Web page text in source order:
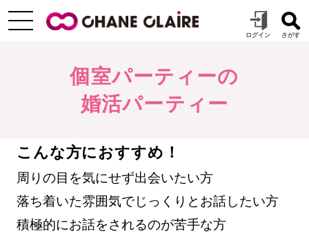
個室パーティーの
婚活パーティー
こんな方におすすめ！
周りの目を気にせず出会いたい方
落ち着いた雰囲気でじっくりとお話したい方
積極的にお話をされるのが苦手な方